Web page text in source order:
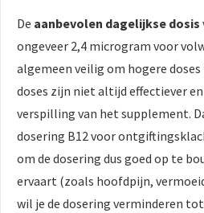
De aanbevolen dagelijkse dosis
ongeveer 2,4 microgram voor
algemeen veilig om hogere
doses zijn niet altijd effectiever
verspilling van het supplement.
dosering B12 voor
om de dosering dus goed op te
ervaart (zoals hoofdpijn,
wil je de dosering verminderen